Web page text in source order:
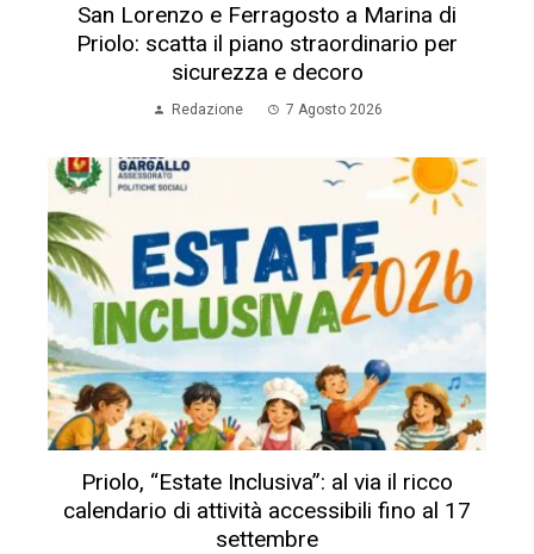
San Lorenzo e Ferragosto a Marina di
Priolo: scatta il piano straordinario per
sicurezza e decoro
Redazione 7 Agosto 2026
Priolo, “Estate Inclusiva”: al via il ricco
calendario di attività accessibili fino al 17
settembre